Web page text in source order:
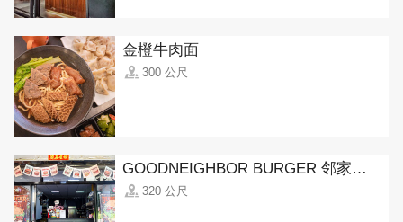
金橙牛肉面
300 公尺
GOODNEIGHBOR BURGER 邻家美式汉堡
320 公尺